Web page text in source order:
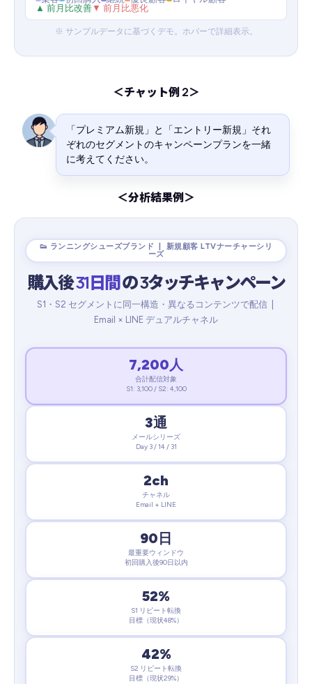
▲ 前月比改善 ▼ 前月比悪化
※ サンプルデータに基づくデモ。ホバーで詳細表示。
＜チャット例 2＞
「プレミアム新規」と「エントリー新規」それ
ぞれのセグメントのキャンペーンプランを一緒
に考えてください。
＜分析結果例＞
👟 ランニングシューズブランド | 新規顧客 LTVナーチャーシリ
ーズ
購入後31日間の 3タッチキャンペーン
S1・S2 セグメントに同一構造・異なるコンテンツで配信 |
Email × LINE デュアルチャネル
7,200人
合計配信対象
S1: 3,100 / S2: 4,100
3通
メールシリーズ
Day 3 / 14 / 31
2ch
チャネル
Email + LINE
90日
最重要ウィンドウ
初回購入後90日以内
52%
S1 リピート転換
目標（現状48%）
42%
S2 リピート転換
目標（現状29%）